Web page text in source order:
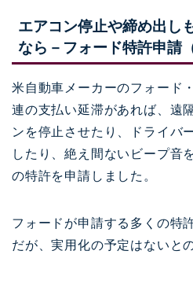
エアコン停止や締め出し
なら－フォード特許申請
米自動車メーカーのフォード
連の支払い延滞があれば、遠
ンを停止させたり、ドライバ
したり、絶え間ないビープ音
の特許を申請しました。
フォードが申請する多くの特
だが、実用化の予定はないと